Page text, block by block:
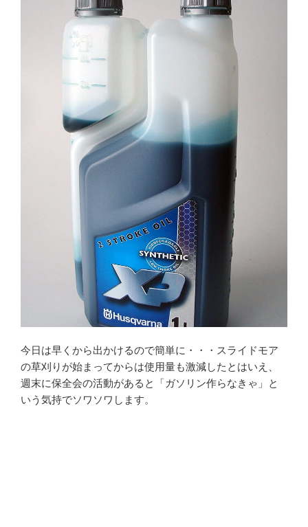
今日は早くから出かけるので簡単に・・・スライドモア
の草刈りが始まってからは使用量も激減したとはいえ、
週末に保全会の活動があると「ガソリン作らなきゃ」と
いう気持でソワソワします。